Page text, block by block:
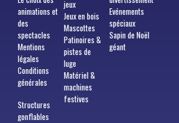
animations et
des
spectacles
Mentions
légales
Conditions
générales
Structures
gonflables
jeux
Jeux en bois
Mascottes
Patinoires &
pistes de
luge
Matériel &
machines
festives
Evénements
spéciaux
Sapin de Noël
géant